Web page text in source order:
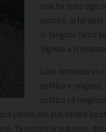
cioè ha tolto ogni
peccati, ci ha dato
ci tengono fermi
Signore a
Luca introduce in
politico e
politico né
parola non può essere
fa sentire la sua voce,